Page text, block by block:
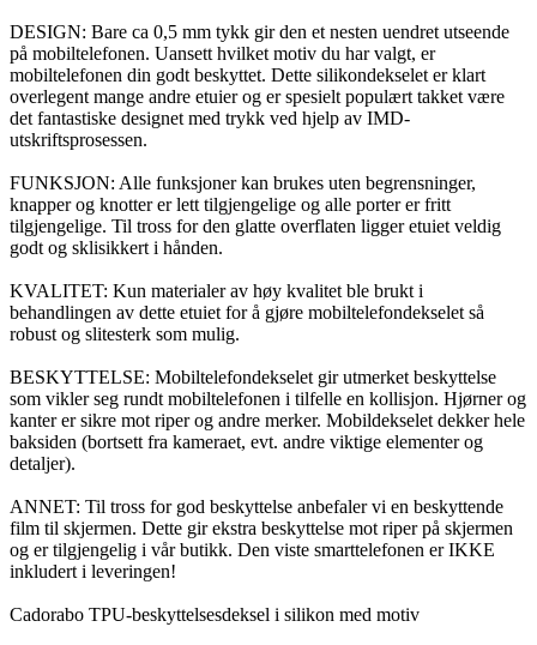
DESIGN: Bare ca 0,5 mm tykk gir den et nesten uendret utseende
på mobiltelefonen. Uansett hvilket motiv du har valgt, er
mobiltelefonen din godt beskyttet. Dette silikondekselet er klart
overlegent mange andre etuier og er spesielt populært takket være
det fantastiske designet med trykk ved hjelp av IMD-
utskriftsprosessen.
FUNKSJON: Alle funksjoner kan brukes uten begrensninger,
knapper og knotter er lett tilgjengelige og alle porter er fritt
tilgjengelige. Til tross for den glatte overflaten ligger etuiet veldig
godt og sklisikkert i hånden.
KVALITET: Kun materialer av høy kvalitet ble brukt i
behandlingen av dette etuiet for å gjøre mobiltelefondekselet så
robust og slitesterk som mulig.
BESKYTTELSE: Mobiltelefondekselet gir utmerket beskyttelse
som vikler seg rundt mobiltelefonen i tilfelle en kollisjon. Hjørner og
kanter er sikre mot riper og andre merker. Mobildekselet dekker hele
baksiden (bortsett fra kameraet, evt. andre viktige elementer og
detaljer).
ANNET: Til tross for god beskyttelse anbefaler vi en beskyttende
film til skjermen. Dette gir ekstra beskyttelse mot riper på skjermen
og er tilgjengelig i vår butikk. Den viste smarttelefonen er IKKE
inkludert i leveringen!
Cadorabo TPU-beskyttelsesdeksel i silikon med motiv